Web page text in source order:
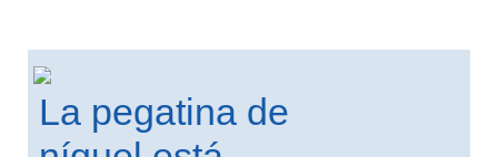
La pegatina de